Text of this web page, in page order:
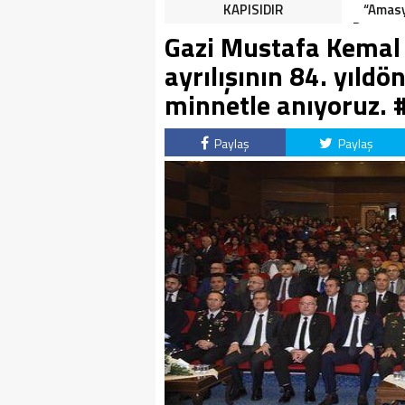
KAPISIDIR
İçin
Gazi Mustafa
ayrılışının 84.
minnetle anıyoruz.
Paylaş Paylaş